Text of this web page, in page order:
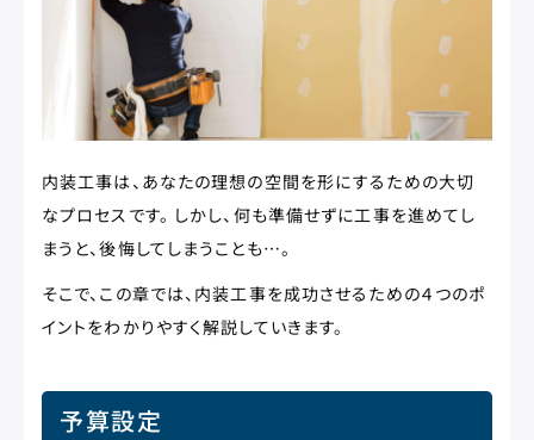
内装工事は、あなたの理想の空間を形にするための大切
なプロセスです。 しかし、何も準備せずに工事を進めてし
まうと、後悔してしまうことも…。
そこで、この章では、内装工事を成功させるための４つのポ
イントをわかりやすく解説していきます。
予算設定